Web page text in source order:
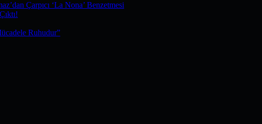
Çarpıcı ‘La Nona’ Benzetmesi
Ruhudur”